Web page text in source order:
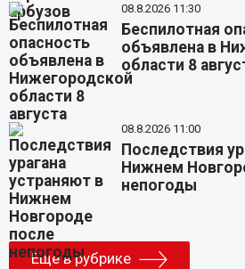
08.8.2026 11:30
Беспилотная
объявлена в
области 8
08.8.2026 11:00
Последствия
Нижнем
непогоды
Еще в рубрике